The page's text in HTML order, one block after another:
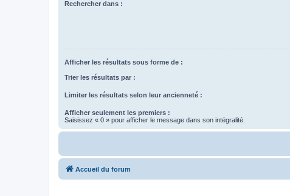
Rechercher dans :
Afficher les résultats sous forme de :
Trier les résultats par :
Limiter les résultats selon leur ancienneté :
Afficher seulement les premiers :
Saisissez « 0 » pour afficher le message dans son intégralité.
Accueil du forum